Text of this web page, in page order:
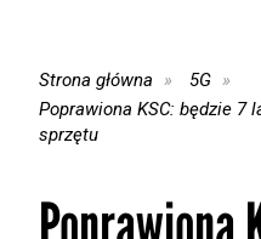
Strona główna
5G
Poprawiona KSC: będzie 7
sprzętu